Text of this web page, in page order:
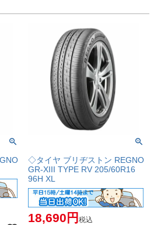
◇タイヤ ブリヂストン REGNO
GR-XIII TYPE RV 205/60R16
96H XL
18,690 税込